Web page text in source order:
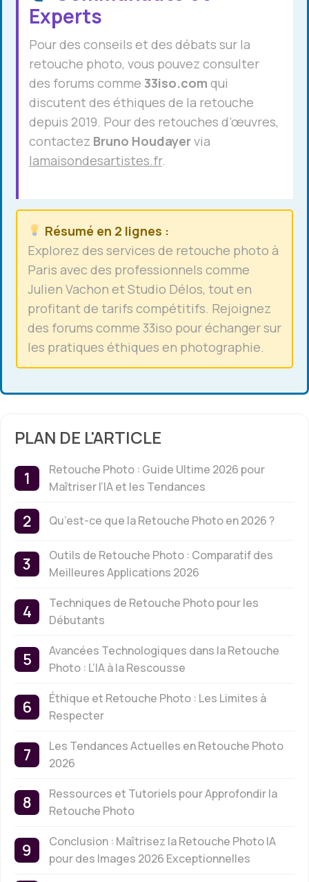
Experts
Pour des conseils et des débats sur la
retouche photo, vous pouvez consulter
des forums comme 33iso.com qui
discutent des éthiques de la retouche
depuis 2019. Pour des retouches d’œuvres,
contactez Bruno Houdayervia
lamaisondesartistes.fr.
Résumé en 2 lignes :
Explorez des services de retouche photo à
Paris avec des professionnels comme
Julien Vachon et Studio Délos, tout en
profitant de tarifs compétitifs. Rejoignez
des forums comme 33iso pour échanger sur
les pratiques éthiques en photographie.
PLAN DE L'ARTICLE
Retouche Photo : Guide Ultime 2026 pour
Maîtriser l’IA et les Tendances
Qu’est-ce que la Retouche Photo en 2026 ?
Outils de Retouche Photo : Comparatif des
Meilleures Applications 2026
Techniques de Retouche Photo pour les
Débutants
Avancées Technologiques dans la Retouche
Photo : L’IA à la Rescousse
Éthique et Retouche Photo : Les Limites à
Respecter
Les Tendances Actuelles en Retouche Photo
2026
Ressources et Tutoriels pour Approfondir la
Retouche Photo
Conclusion : Maîtrisez la Retouche Photo IA
pour des Images 2026 Exceptionnelles